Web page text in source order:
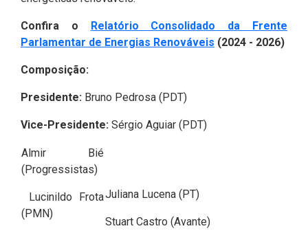
Confira o Relatório Consolidado da Frente
Parlamentar de Energias Renováveis (2024 - 2026)
Composição:
Presidente: Bruno Pedrosa (PDT)
Vice-Presidente: Sérgio Aguiar (PDT)
Almir Bié
(Progressistas)
Lucinildo Frota
(PMN)
Juliana Lucena (PT)
Stuart Castro (Avante)